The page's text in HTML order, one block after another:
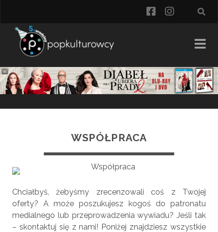
facebook
WSPÓŁPRACA
Chciałbyś, żebyśmy zrecenzowali coś z Twojej
oferty? A może poszukujesz kogoś do patronatu
medialnego lub przeprowadzenia wywiadu? Jeśli tak
– skontaktuj się z nami! Poniżej znajdziesz wszystkie